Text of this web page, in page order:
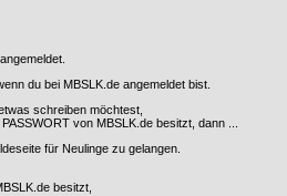
du bei MBSLK.de angemeldet bist.
schreiben möchtest,
von MBSLK.de besitzt, dann ...
für Neulinge zu gelangen.
besitzt,